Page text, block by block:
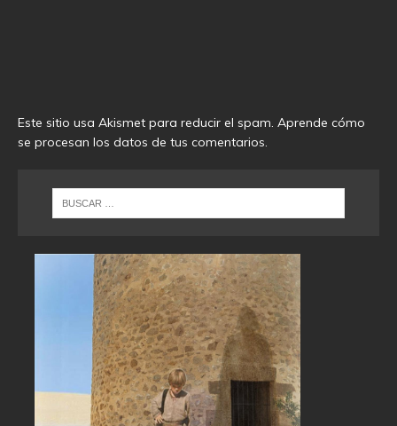
Este sitio usa Akismet para reducir el spam. Aprende cómo
se procesan los datos de tus comentarios.